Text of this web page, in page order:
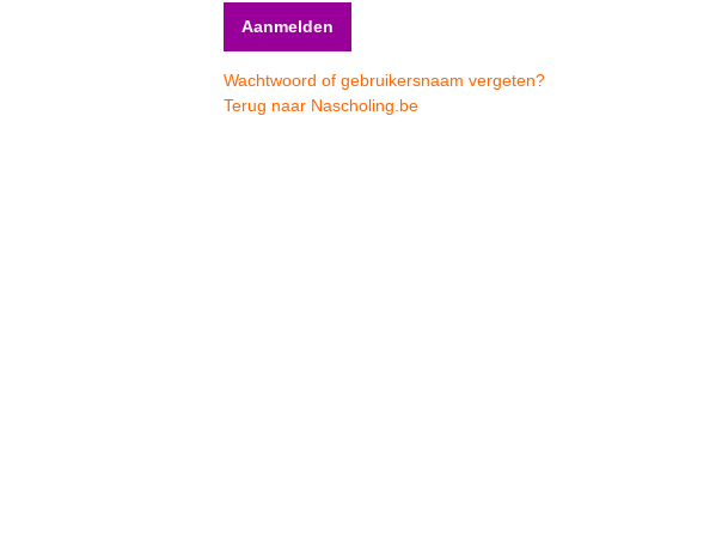
Wachtwoord of gebruikersnaam vergeten?
Terug naar Nascholing.be